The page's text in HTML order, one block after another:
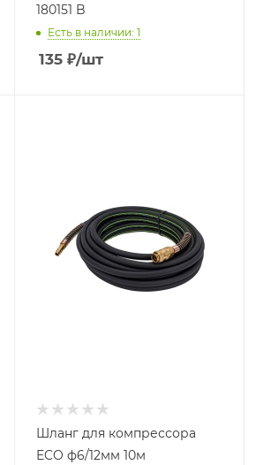
180151 B
Есть в наличии: 1
135 ₽/шт
Шланг для компрессора
ECO ф6/12мм 10м